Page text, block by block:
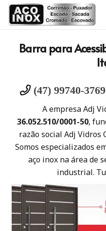
Barra para
(47) 99740-3769
A empresa Adj
36.052.510/0001-50,
razão social Adj Vidros
Somos especializados
aço inox na área de
industrial.